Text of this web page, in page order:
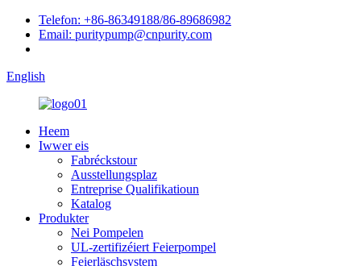
Telefon: +86-86349188/86-89686982
Email: puritypump@cnpurity.com
English
Heem
Iwwer eis
Fabréckstour
Ausstellungsplaz
Entreprise Qualifikatioun
Katalog
Produkter
Nei Pompelen
UL-zertifizéiert Feierpompel
Feierläschsystem